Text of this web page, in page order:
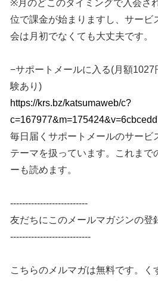
※月のどこのタイミングで入会さ
位で課金が始まりますし、サービ
会は月初でなくても大丈夫です。
−サポートメールに入る(月額
験あり)
https://krs.bz/katsumaweb/c?
毎日届くサポートメールのサービ
テーマを扱っています。これまで
ーも読めます。
--------------------------
友だちにこのメールマガジンの登
---------------------------
こちらのメルマガは無料です。く